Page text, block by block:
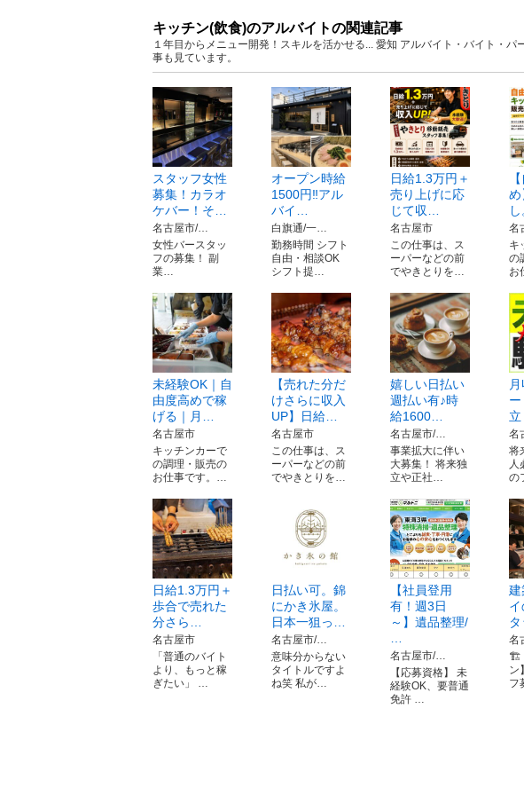
キッチン(飲食)のアルバイトの関連記事
１年目からメニュー開発！スキルを活かせる... 愛知 アルバイト・バイト・
事も見ています。
スタッフ女性
募集！カラオ
ケバー！そ…
名古屋市/…
女性バースタッ
フの募集！ 副
業…
オープン時給
1500円‼️アル
バイ…
白旗通/一…
勤務時間 シフト
自由・相談OK
シフト提…
日給1.3万円＋
売り上げに応
じて収…
名古屋市
この仕事は、ス
ーパーなどの前
でやきとりを…
め
名
キ
の
お
未経験OK｜自
由度高めで稼
げる｜月…
名古屋市
キッチンカーで
の調理・販売の
お仕事です。…
【売れた分だ
けさらに収入
UP】日給…
名古屋市
この仕事は、ス
ーパーなどの前
でやきとりを…
嬉しい日払い
週払い有♪時
給1600…
名古屋市/…
事業拡大に伴い
大募集！ 将来独
立や正社…
立
名
将
人
の
日給1.3万円＋
歩合で売れた
分さら…
名古屋市
「普通のバイト
より、もっと稼
ぎたい」 …
日払い可。錦
にかき氷屋。
日本一狙っ…
名古屋市/…
意味分からない
タイトルですよ
ね笑 私が…
【社員登用
有！週3日
～】遺品整理/
名古屋市/…
【応募資格】 未
経験OK、要普通
免許 …
名
🏗️
ン
フ